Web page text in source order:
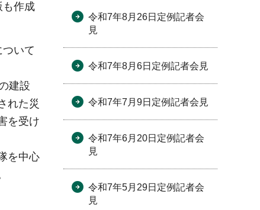
も作成
いて
建設
れた災
を受け
を中心
令和7年8月26日定例記者会
見
令和7年8月6日定例記者会見
令和7年7月9日定例記者会見
令和7年6月20日定例記者会
見
令和7年5月29日定例記者会
見